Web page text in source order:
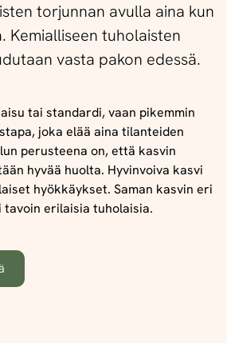
torjunnan avulla aina kun
Kemialliseen tuholaisten
vasta pakon edessä.
tai standardi, vaan pikemmin
joka elää aina tilanteiden
perusteena on, että kasvin
hyvää huolta. Hyvinvoiva kasvi
hyökkäykset. Saman kasvin eri
erilaisia tuholaisia.